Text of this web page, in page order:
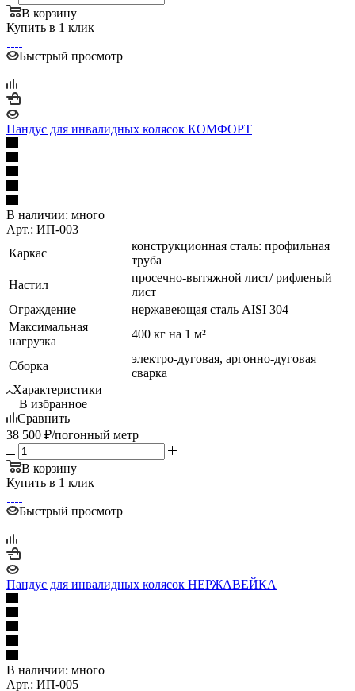
В корзину
Купить в 1 клик
Быстрый просмотр
Пандус для инвалидных колясок КОМФОРТ
В наличии: много
Арт.: ИП-003
Каркас
конструкционная сталь: профильная
труба
Настил
просечно-вытяжной лист/ рифленый
лист
Ограждение
нержавеющая сталь AISI 304
Максимальная
нагрузка
400 кг на 1 м²
Сборка
электро-дуговая, аргонно-дуговая
сварка
Характеристики
В избранное
Сравнить
38 500 ₽/погонный метр
В корзину
Купить в 1 клик
Быстрый просмотр
Пандус для инвалидных колясок НЕРЖАВЕЙКА
В наличии: много
Арт.: ИП-005